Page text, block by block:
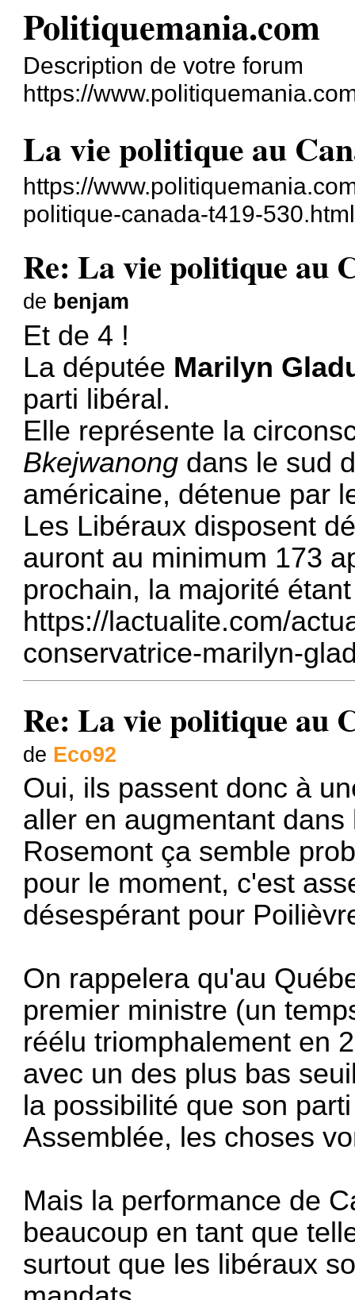
Politiquemania.com
Description de votre forum
https://
La vie politique au
https://
politique-canada-t419-530.html
Re: La vie politique au
de benjam
Et de 4 !
La députée Marilyn
parti libéral.
Elle représente la
Bkejwanong dans le sud
américaine, détenue par
Les Libéraux disposent
auront au minimum 173
prochain, la majorité
https://lactualite.com/
conservatrice-marilyn-
Re: La vie politique au
de Eco92
Oui, ils passent donc à
aller en augmentant
Rosemont ça semble
pour le moment, c'est
désespérant pour
On rappelera qu'au
premier ministre (un
réélu triomphalement en
avec un des plus bas
la possibilité que son
Assemblée, les choses
Mais la performance de
beaucoup en tant que
surtout que les libéraux